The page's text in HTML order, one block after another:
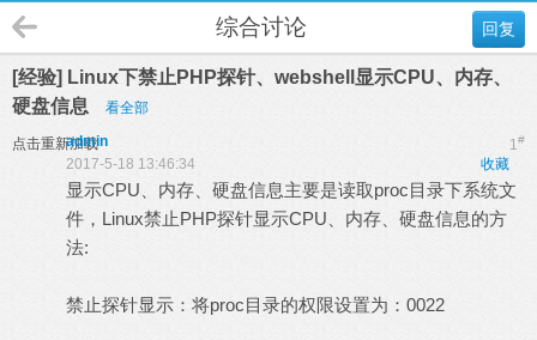
回复
综合讨论
[经验] Linux下禁止PHP探针、webshell显示CPU、内存、
硬盘信息
看全部
点击重新加载 1#
admin
收藏
2017-5-18 13:46:34
显示CPU、内存、硬盘信息主要是读取proc目录下系统文
件，Linux禁止PHP探针显示CPU、内存、硬盘信息的方
法:
禁止探针显示：将proc目录的权限设置为：0022